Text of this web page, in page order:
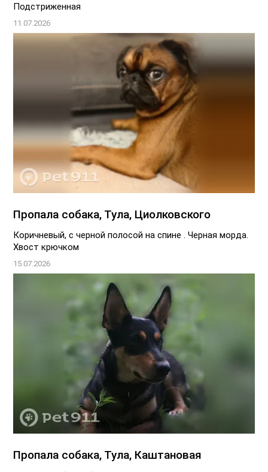
Подстриженная
11.07.2026
Пропала собака, Тула, Циолковского
Коричневый, с черной полосой на спине . Черная морда.
Хвост крючком
15.07.2026
Пропала собака, Тула, Каштановая